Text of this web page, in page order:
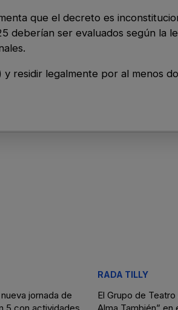
que el decreto es
deberían ser evaluados según la
y residir legalmente por al menos
jornada de
RADA TILLY
El Grupo de